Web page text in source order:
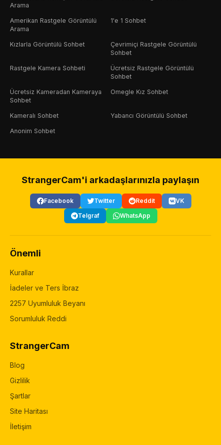
Arama
Amerikan Rastgele Görüntülü
Arama
1'e 1 Sohbet
Kızlarla Görüntülü Sohbet
Çevrimiçi Rastgele Görüntülü
Sohbet
Rastgele Kamera Sohbeti
Ücretsiz Rastgele Görüntülü
Sohbet
Ücretsiz Kameradan Kameraya
Sohbet
Omegle Kız Sohbet
Kameralı Sohbet Yabancı Görüntülü Sohbet
Anonim Sohbet
StrangerCam'i arkadaşlarınızla paylaşın
Facebook Twitter Reddit
VK
Telgraf
WhatsApp
Önemli
Kurallar
İadeler ve Ters İbraz
2257 Uyumluluk Beyanı
Sorumluluk Reddi
StrangerCam
Blog
Gizlilik
Şartlar
Site Haritası
İletişim